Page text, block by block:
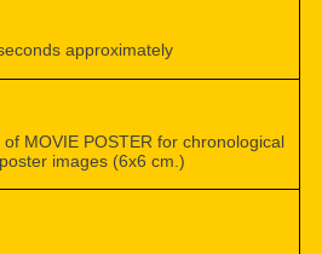
approximately
MOVIE POSTER for chronological
images (6x6 cm.)